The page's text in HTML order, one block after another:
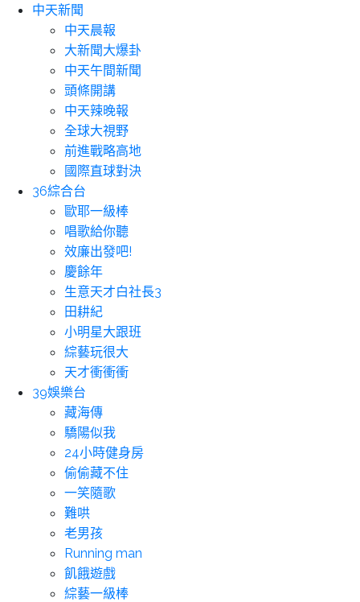
中天新聞
中天晨報
大新聞大爆卦
中天午間新聞
頭條開講
中天辣晚報
全球大視野
前進戰略高地
國際直球對決
36綜合台
歐耶一級棒
唱歌給你聽
效廉出發吧!
慶餘年
生意天才白社長3
田耕紀
小明星大跟班
綜藝玩很大
天才衝衝衝
39娛樂台
藏海傳
驕陽似我
24小時健身房
偷偷藏不住
一笑隨歌
難哄
老男孩
Running man
飢餓遊戲
綜藝一級棒